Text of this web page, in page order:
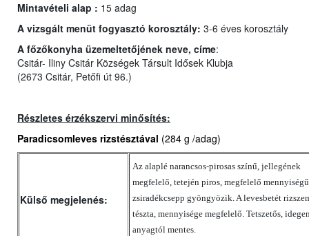
Mintavételi alap : 15 adag
A vizsgált menüt fogyasztó korosztály: 3-6 éves korosztály
A főzőkonyha üzemeltetőjének neve, címe:
Csitár- Iliny Csitár Községek Társult Idősek Klubja
(2673 Csitár, Petőfi út 96.)
Részletes érzékszervi minősítés:
Paradicsomleves rizstésztával (284 g /adag)
Külső megjelenés:
Az alaplé narancsos-pirosas színű, jellegének
megfelelő, tetején piros, megfelelő mennyiségű
zsiradékcsepp gyöngyözik. A levesbetét
tészta, mennyisége megfelelő. Tetszetős,
anyagtól mentes.